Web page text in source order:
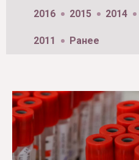
2016 2015 2014
2011 Ранее